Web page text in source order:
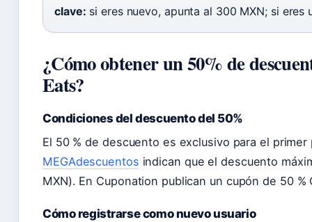
clave: si eres nuevo, apunta al 300 MXN; si
¿Cómo obtener un 50% de
Eats?
Condiciones del descuento del 50%
El 50 % de descuento es exclusivo para el
MEGAdescuentos indican que el descuento
MXN). En Cuponation publican un cupón de 50
Cómo registrarse como nuevo usuario